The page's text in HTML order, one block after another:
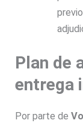
Plan de
entrega
Por parte de